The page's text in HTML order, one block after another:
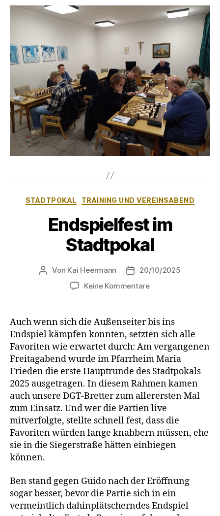
Kategorien
STADTPOKAL TRAINING UND VEREINSABEND
Endspielfest im
Stadtpokal
Beitragsautor
Von Kai Heermann Beitragsdatum
20/10/2025
Keine Kommentarezu
Stadtpokal
Auch wenn sich die Außenseiter bis ins
Endspiel kämpfen konnten, setzten sich alle
Favoriten wie erwartet durch: Am vergangenen
Freitagabend wurde im Pfarrheim Maria
Frieden die erste Hauptrunde des Stadtpokals
2025 ausgetragen. In diesem Rahmen kamen
auch unsere DGT-Bretter zum allerersten Mal
zum Einsatz. Und wer die Partien live
mitverfolgte, stellte schnell fest, dass die
Favoriten würden lange knabbern müssen, ehe
sie in die Siegerstraße hätten einbiegen
können.
Ben stand gegen Guido nach der Eröffnung
sogar besser, bevor die Partie sich in ein
vermeintlich dahinplätscherndes Endspiel